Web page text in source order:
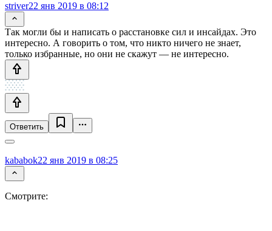
striver22 янв 2019 в 08:12
Так могли бы и написать о расстановке сил и инсайдах. Это
интересно. А говорить о том, что никто ничего не знает,
только избранные, но они не скажут — не интересно.
Ответить
kababok22 янв 2019 в 08:25
Смотрите: